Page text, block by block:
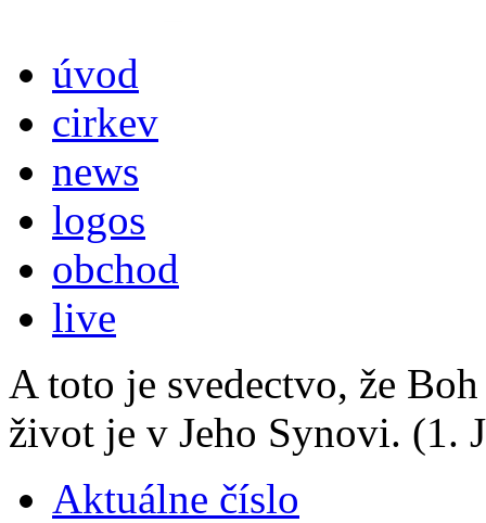
úvod
cirkev
news
logos
obchod
live
A toto je svedectvo, že
život je v Jeho Synovi. (1.
Aktuálne číslo